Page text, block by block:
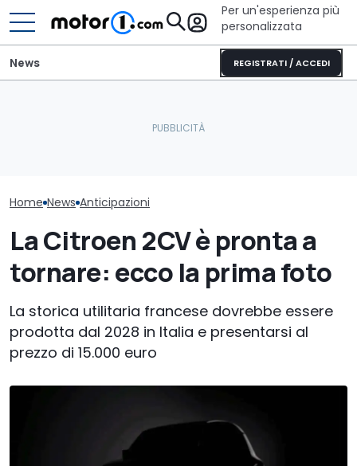
Per un'esperienza più
personalizzata
REGISTRATI / ACCEDI
News
Home News Anticipazioni
La Citroen 2CV è pronta a
tornare: ecco la prima foto
La storica utilitaria francese dovrebbe essere
prodotta dal 2028 in Italia e presentarsi al
prezzo di 15.000 euro